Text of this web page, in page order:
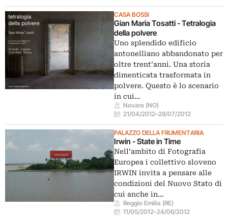
CASA BOSSI
Gian Maria Tosatti - Tetralogia
della polvere
Uno splendido edificio
antonelliano abbandonato per
oltre trent’anni. Una storia
dimenticata trasformata in
polvere. Questo è lo scenario
in cui…
Novara (NO)
21/04/2012–28/07/2012
PALAZZO DELLA FRUMENTARIA
Irwin - State in Time
Nell’ambito di Fotografia
Europea i collettivo sloveno
IRWIN invita a pensare alle
condizioni del Nuovo Stato di
cui anche in…
Reggio Emilia (RE)
11/05/2012–24/06/2012